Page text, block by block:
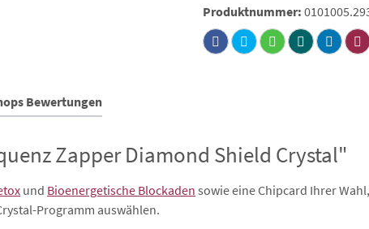
Produktnummer:
Bewertungen
Zapper Diamond Shield Crystal"
und Bioenergetische Blockaden sowie eine Chipcard Ihrer
Programm auswählen.